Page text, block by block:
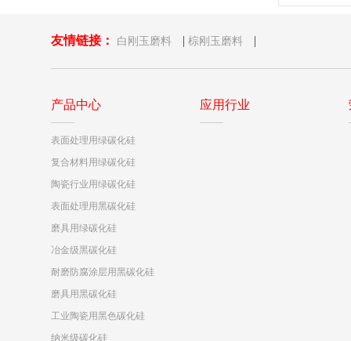
研磨
友情链接： 白刚玉磨料 | 棕刚玉磨料 |
产品中心
表面处理用绿碳化硅
复合材料用绿碳化硅
陶瓷行业用绿碳化硅
表面处理用黑碳化硅
磨具用绿碳化硅
冶金级黑碳化硅
耐磨防腐涂层用黑碳化硅
磨具用黑碳化硅
工业陶瓷用黑色碳化硅
纳米级碳化硅
应用行业